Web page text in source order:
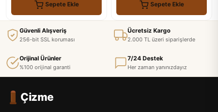
Sepete Ekle Sepete Ekle
Güvenli Alışveriş
256-bit SSL koruması
Ücretsiz Kargo
2.000 TL üzeri siparişlerde
Orijinal Ürünler
%100 orijinal garanti
7/24 Destek
Her zaman yanınızdayız
Çizme